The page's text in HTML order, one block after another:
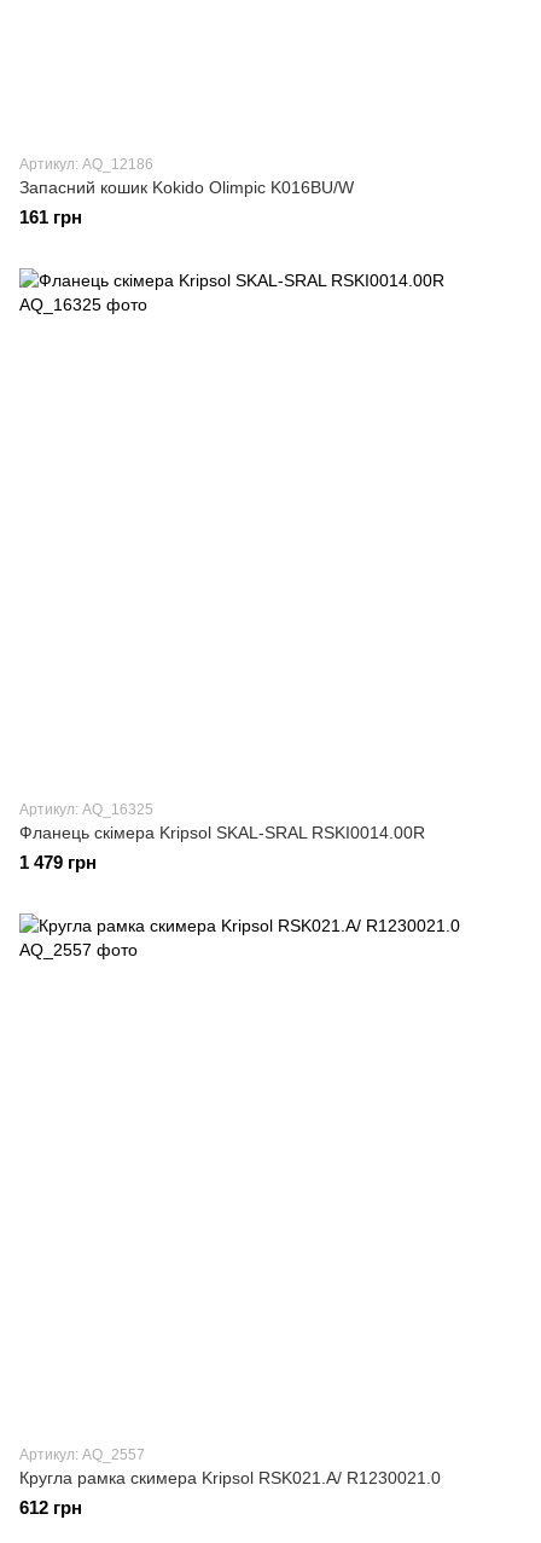
Артикул: AQ_12186
Запасний кошик Kokido Olimpic K016BU/W
161 грн
Артикул: AQ_16325
Фланець скімера Kripsol SKAL-SRAL RSKI0014.00R
1 479 грн
Артикул: AQ_2557
Кругла рамка скимера Kripsol RSK021.A/ R1230021.0
612 грн